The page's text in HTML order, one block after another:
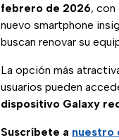
febrero de 2026, con
nuevo smartphone
buscan renovar su
La opción más
usuarios pueden
dispositivo Galaxy
Suscríbete a nuestro